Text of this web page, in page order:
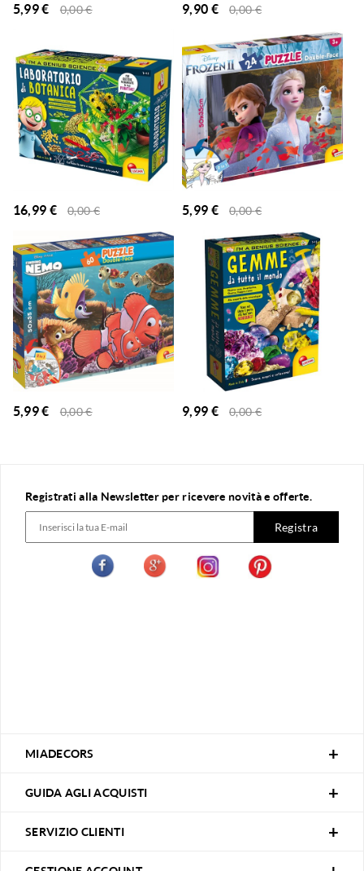
5,99€ 0,00€ 9,90 € 0,00€
16,99 € 0,00€ 5,99 € 0,00€
5,99€ 0,00€ 9,99 € 0,00€
MIADECORS
GUIDA AGLI ACQUISTI
SERVIZIO CLIENTI
Registrati alla Newsletter per ricevere novità e offerte.
Registra